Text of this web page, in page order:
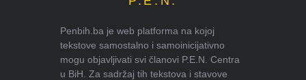
Penbih.ba je web platforma na kojoj
tekstove samostalno i samoinicijativno
mogu objavljivati svi članovi P.E.N. Centra
u BiH. Za sadržaj tih tekstova i stavove